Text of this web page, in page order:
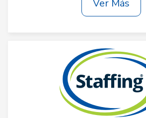
Ver Más